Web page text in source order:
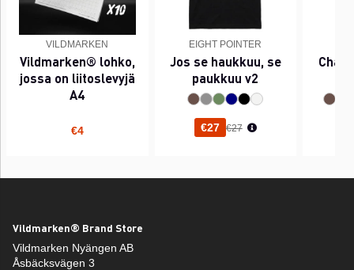
VILDMARKEN
Vildmarken® lohko,
jossa on liitoslevyjä
A4
€4
EIGHT POINTER
Jos se haukkuu, se
paukkuu v2
€27 Normaali hinta
€27
Vildmarken® Brand Store
Vildmarken Nyängen AB
Åsbäcksvägen 3